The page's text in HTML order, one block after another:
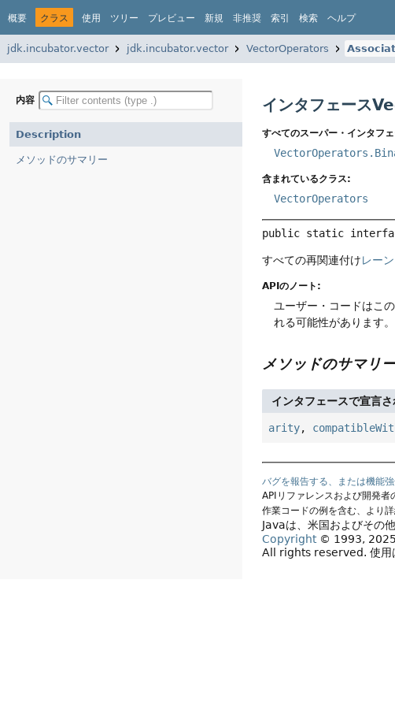
概要 クラス 使用 ツリー プレビュー 新規 非推奨 索引 検索 ヘルプ
jdk.incubator.vector jdk.incubator.vector VectorOperators
内容
Description
メソッドのサマリー
インタフェー
すべてのスーパー・インタフ
含まれているクラス:
VectorOperators
public static
すべての再関連付けレー
APIのノート:
ユーザー・コードはこ
れる可能性があります。
メソッドのサマリ
インタフェースで宣言
arity,
バグを報告する、または機能
APIリファレンスおよび開発者
作業コードの例を含む、より
Javaは、米国およびその
Copyright© 1993,
All rights reserved.使用